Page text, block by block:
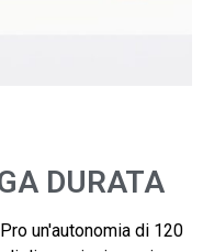
DURATA
un'autonomia di 120